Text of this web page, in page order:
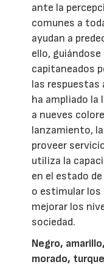
ante la
comunes a
ayudan a
ello,
capitaneados
las respuestas
ha ampliado la
a nueves
lanzamiento,
proveer
utiliza la
en el estado
o estimular los
mejorar los
sociedad.
Negro,
morado,